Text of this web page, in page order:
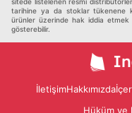
tarihine ya da stoklar tükenene
ürünler üzerinde hak iddia etmek
gösterebilir.
İletişimHakkımızda
Hüküm ve